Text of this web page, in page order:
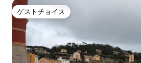
ゲストチョイス
ゲストチョイス